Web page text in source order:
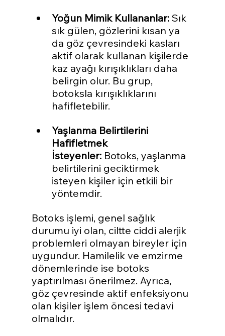
Yoğun Mimik Kullananlar: Sık
sık gülen, gözlerini kısan ya
da göz çevresindeki kasları
aktif olarak kullanan kişilerde
kaz ayağı kırışıklıkları daha
belirgin olur. Bu grup,
botoksla kırışıklıklarını
hafifletebilir.
Yaşlanma Belirtilerini
Hafifletmek
İsteyenler: Botoks, yaşlanma
belirtilerini geciktirmek
isteyen kişiler için etkili bir
yöntemdir.
Botoks işlemi, genel sağlık
durumu iyi olan, ciltte ciddi alerjik
problemleri olmayan bireyler için
uygundur. Hamilelik ve emzirme
dönemlerinde ise botoks
yaptırılması önerilmez. Ayrıca,
göz çevresinde aktif enfeksiyonu
olan kişiler işlem öncesi tedavi
olmalıdır.